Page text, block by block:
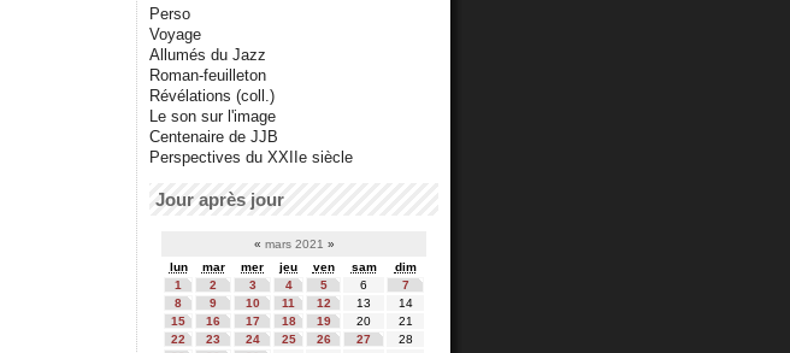
Perso
Voyage
Allumés du Jazz
Roman-feuilleton
Révélations (coll.)
Le son sur l'image
Centenaire de JJB
Perspectives du XXIIe siècle
Jour après jour
« mars 2021 »
lun
mar mer jeu ven sam
dim
1
2 3 4 5 6
7
8
9 10 11 12 13
14
15
16 17 18 19 20
21
22
23 24 25 26 27
28